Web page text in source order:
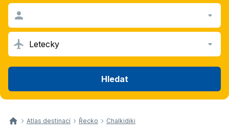
Letecky
Hledat
Atlas destinací Řecko Chalkidiki